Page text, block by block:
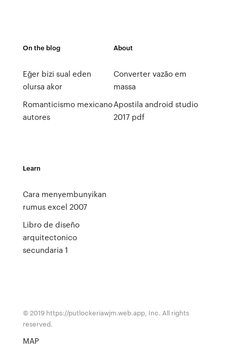
On the blog
Eğer bizi sual eden
olursa akor
Romanticismo mexicano
autores
About
Converter vazão em
massa
Apostila android studio
2017 pdf
Learn
Cara menyembunyikan
rumus excel 2007
Libro de diseño
arquitectonico
secundaria 1
© 2019 https://putlockeriawjm.web.app, Inc. All rights
reserved.
MAP